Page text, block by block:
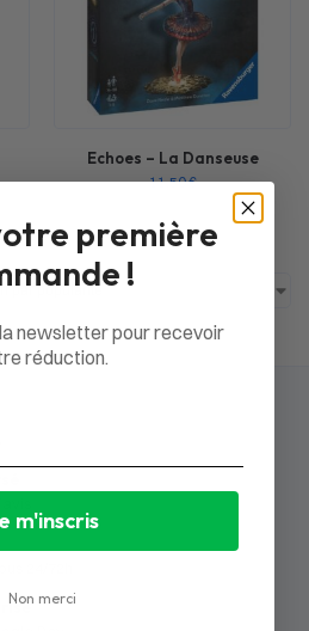
Echoes – La Danseuse
11,50€
première
!
newsletter pour recevoir
réduction.
m'inscris
Non merci